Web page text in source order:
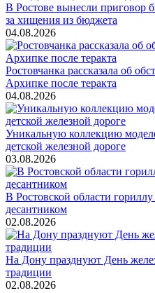
В Ростове вынесли
за хищения из бюджета
04.08.2026
Ростовчанка рассказала об
Архипке после теракта
04.08.2026
Уникальную коллекцию
детской железной дороге
03.08.2026
В Ростовской области
десантником
02.08.2026
На Дону празднуют День
традиции
02.08.2026